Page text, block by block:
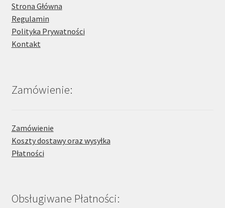
Strona Główna
Regulamin
Polityka Prywatności
Kontakt
Zamówienie:
Zamówienie
Koszty dostawy oraz wysyłka
Płatności
Obsługiwane Płatności: